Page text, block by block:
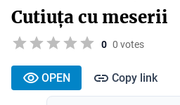
Cutiuța cu meserii
0 0 votes
OPEN Copy link